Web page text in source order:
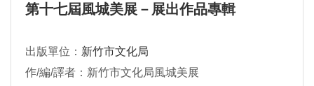
第十七屆風城美展－展出作品專輯
出版單位： 新竹市文化局
作/編/譯者：新竹市文化局風城美展